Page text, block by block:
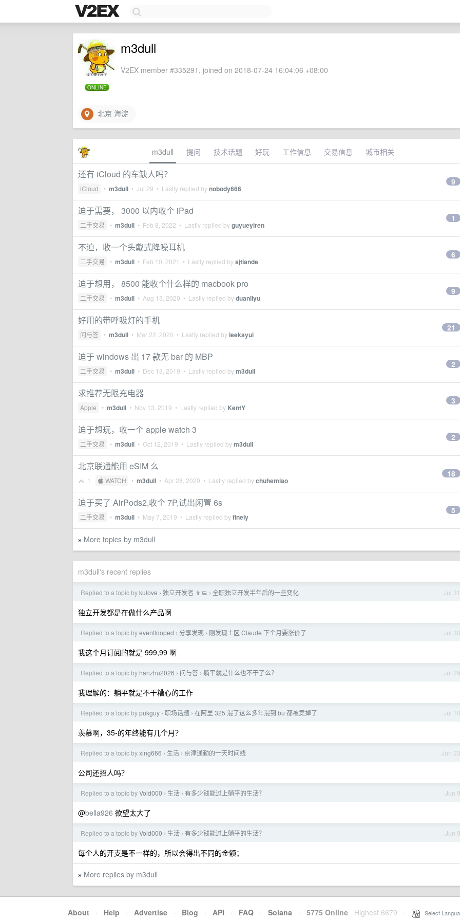
ONLINE
m3dull
V2EX member #335291, joined on 2018-07-24 16:04:06 +08:00
北京 海淀
m3dull 提问 技术话题 好玩 工作信息 交易信息 城市相关
还有 iCloud 的车缺人吗？
iCloud • m3dull • Jul 29 • Lastly replied bynobody666
9
迫于需要， 3000 以内收个 iPad
二手交易 • m3dull • Feb 8, 2022 • Lastly replied byguyueyiren
1
不迫，收一个头戴式降噪耳机
二手交易 • m3dull • Feb 10, 2021 • Lastly replied bysjtiande
6
迫于想用， 8500 能收个什么样的 macbook pro
二手交易 • m3dull • Aug 13, 2020 • Lastly replied byduanliyu
9
好用的带呼吸灯的手机
问与答 • m3dull • Mar 22, 2020 • Lastly replied byleekayui
21
迫于 windows 出 17 款无 bar 的 MBP
二手交易 • m3dull • Dec 13, 2019 • Lastly replied bym3dull
2
求推荐无限充电器
Apple • m3dull • Nov 13, 2019 • Lastly replied by KentY
3
迫于想玩，收一个 apple watch 3
二手交易 • m3dull • Oct 12, 2019 • Lastly replied bym3dull
2
北京联通能用 eSIM 么
1  WATCH • m3dull • Apr 28, 2020 • Lastly replied bychuhemiao
18
迫于买了 AirPods2,收个 7P,试出闲置 6s
二手交易 • m3dull • May 7, 2019 • Lastly replied byfinely
5
» More topics by m3dull
m3dull's recent replies
Jul 31
Replied to a topic bykulove › 独立开发者 👨‍💻 › 全职独立开发半年后的一些变化
独立开发都是在做什么产品啊
Jul 30
Replied to a topic byeventlooped › 分享发现 › 刚发现土区 Claude 下个月要涨价了
我这个月订阅的就是 999,99 啊
Jul 29
Replied to a topic by hanzhu2026 › 问与答 › 躺平就是什么也不干了么？
我理解的：躺平就是不干糟心的工作
Jul 10
Replied to a topic bypukguy › 职场话题 › 在阿里 325 混了这么多年混到 bu 都被卖掉了
羡慕啊，35-的年终能有几个月？
Jun 23
Replied to a topic byxing666 › 生活 › 京津通勤的一天时间线
公司还招人吗？
Jun 9
Replied to a topic byVoid000 › 生活 › 有多少钱能过上躺平的生活？
@bella926 欲望太大了
Jun 9
Replied to a topic byVoid000 › 生活 › 有多少钱能过上躺平的生活？
每个人的开支是不一样的，所以会得出不同的金额；
» More replies by m3dull
About · Help · Advertise · Blog · API · FAQ · Solana · 5775 Online Highest 6679 Select